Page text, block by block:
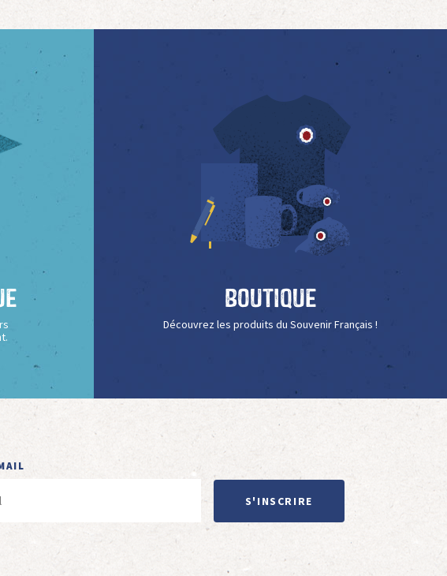
Boutique
Découvrez les produits du Souvenir Français !
S'INSCRIRE